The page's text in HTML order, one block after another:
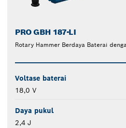
PRO GBH 187-LI
Rotary Hammer Berdaya Baterai
Voltase baterai
18,0 V
Daya pukul
2,4 J